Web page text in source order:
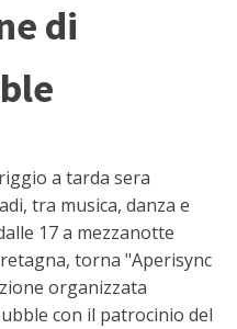
di
a tarda sera
tra musica, danza e
17 a mezzanotte
torna "Aperisync
organizzata
con il patrocinio del